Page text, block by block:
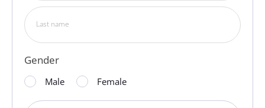
Last name
Gender
Male Female